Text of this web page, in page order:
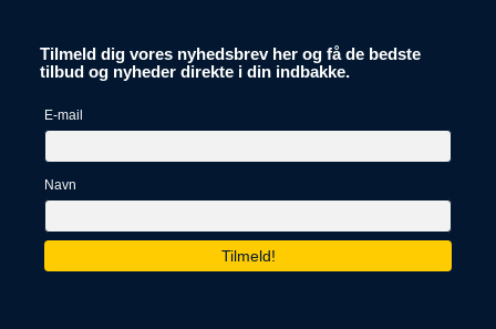
Hotel Blanca de Navarra
Med et ophold ved Hotel Blanca...
LÆS MERE OM HOTELLET
Tilmeld dig vores nyhedsbrev her og få de bedste
tilbud og nyheder direkte i din indbakke.
E-mail
Navn